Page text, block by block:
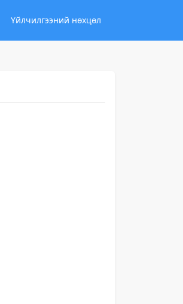
Үйлчилгээний нөхцөл